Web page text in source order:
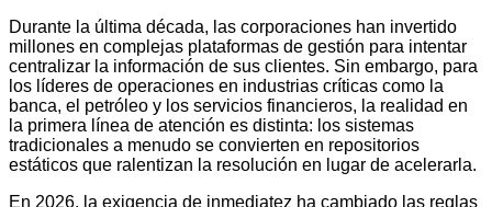
Durante la última década, las corporaciones han invertido
millones en complejas plataformas de gestión para intentar
centralizar la información de sus clientes. Sin embargo, para
los líderes de operaciones en industrias críticas como la
banca, el petróleo y los servicios financieros, la realidad en
la primera línea de atención es distinta: los sistemas
tradicionales a menudo se convierten en repositorios
estáticos que ralentizan la resolución en lugar de acelerarla.
En 2026, la exigencia de inmediatez ha cambiado las reglas